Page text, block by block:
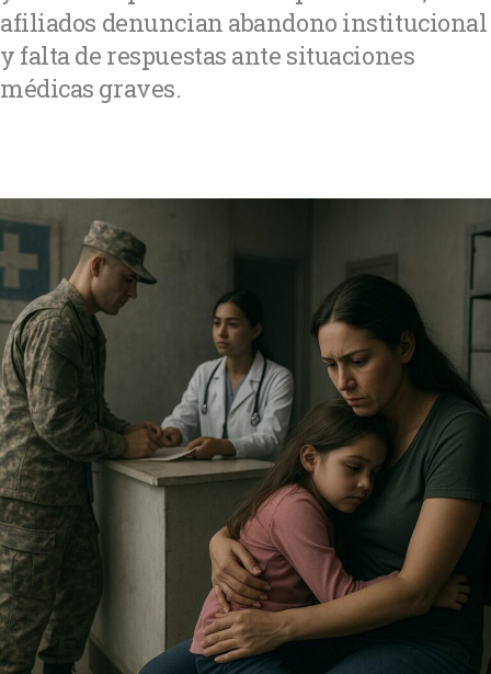
afiliados denuncian abandono institucional
y falta de respuestas ante situaciones
médicas graves.